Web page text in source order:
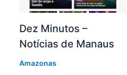
Dez Minutos –
Notícias de Manaus
Amazonas